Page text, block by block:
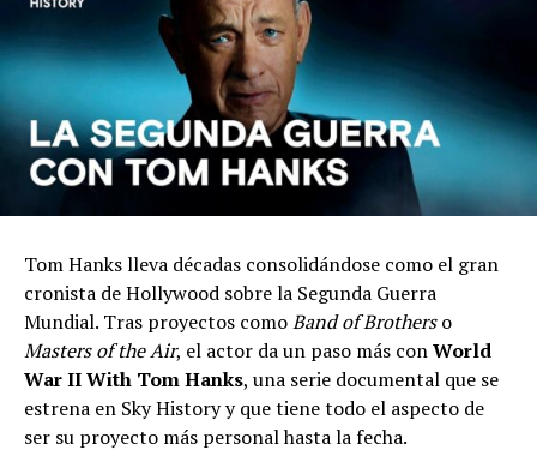
Tom Hanks lleva décadas consolidándose como el gran
cronista de Hollywood sobre la Segunda Guerra
Mundial. Tras proyectos comoBand of Brotherso
Masters of the Air, el actor da un paso más conWorld
War II With Tom Hanks, una serie documental que se
estrena en Sky History y que tiene todo el aspecto de
ser su proyecto más personal hasta la fecha.